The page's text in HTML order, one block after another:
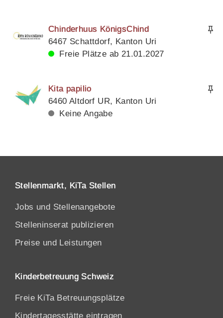
Chinderhuus KönigsChind
6467 Schattdorf, Kanton Uri
Freie Plätze ab 21.01.2027
Kita papilio
6460 Altdorf UR, Kanton Uri
Keine Angabe
Stellenmarkt, KiTa Stellen
Jobs und Stellenangebote
Stelleninserat publizieren
Preise und Leistungen
Kinderbetreuung Schweiz
Freie KiTa Betreuungsplätze
Kindertagesstätte eintragen